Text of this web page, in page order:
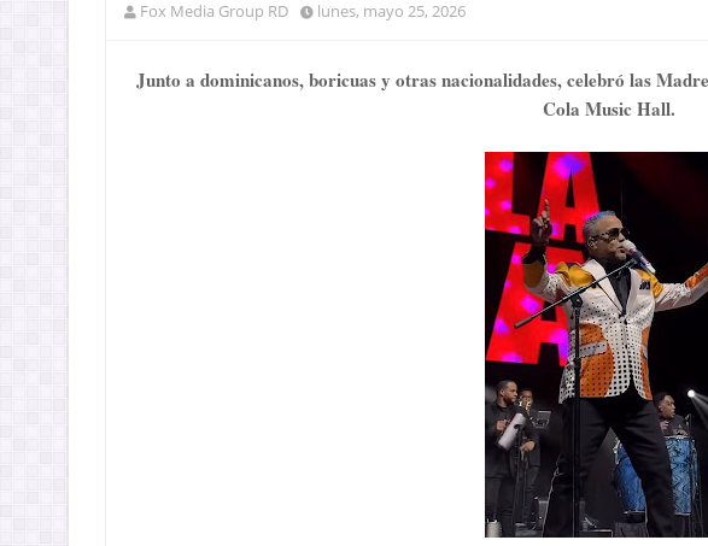
Fox Media Group RD lunes, mayo 25, 2026
Junto a dominicanos, boricuas y otras nacionalidades, celebró las
Cola Music Hall.